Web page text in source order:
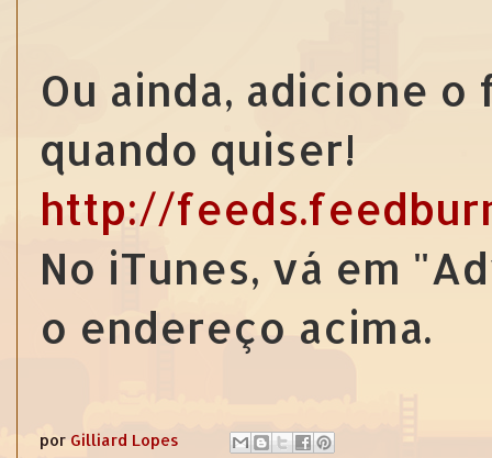
Ou ainda, adicione
quando quiser!
http://
No iTunes, vá em
o endereço acima.
por Gilliard Lopes